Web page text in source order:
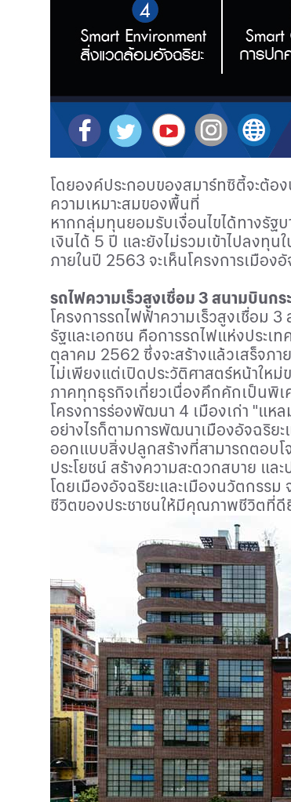
โดยองค์ประกอบของสมาร์ทซิตี้จะต้อ
ความเหมาะสมของพื้นที่
หากกลุ่มทุนยอมรับเงื่อนไขได้ทางรัฐ
เงินได้ 5 ปี และยังไม่รวมเข้าไปลงทุ
ภายในปี 2563 จะเห็นโครงการเมือ
รถไฟความเร็วสูงเชื่อม 3 สนามบินก
โครงการรถไฟฟ้าความเร็วสูงเชื่อม
รัฐและเอกชน คือการรถไฟแห่งประ
ตุลาคม 2562 ซึ่งจะสร้างแล้วเสร็จภ
ไม่เพียงแต่เปิดประวัติศาสตร์หน้าใหม่
ภาคทุกธุรกิจเกี่ยวเนื่องคึกคักเป็นพิเ
โครงการร่องพัฒนา 4 เมืองเก่า "แห
อย่างไรก็ตามการพัฒนาเมืองอัจฉริย
ออกแบบสิ่งปลูกสร้างที่สามารถตอบโ
ประโยชน์ สร้างความสะดวกสบาย แล
โดยเมืองอัจฉริยะและเมืองนวัตกรร
ชีวิตของประชาชนให้มีคุณภาพชีวิตที่